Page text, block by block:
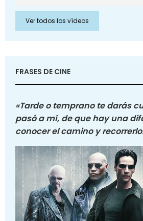
Ver todos los vídeos
FRASES DE CINE
«Tarde o temprano te darás
pasó a mí, de que hay una
conocer el camino y